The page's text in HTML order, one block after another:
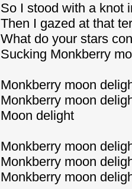
So I stood with a knot
Then I gazed at that
What do your stars
Sucking Monkberry
Monkberry moon
Monkberry moon
Moon delight
Monkberry moon
Monkberry moon
Monkberry moon